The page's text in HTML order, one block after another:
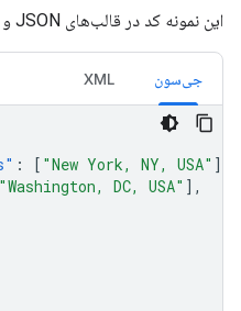
این نمونه کد در قالب‌های JSON و XML است:
جی‌سون XML
: [ "New York, NY, USA" ],
"Washington, DC, USA" ],